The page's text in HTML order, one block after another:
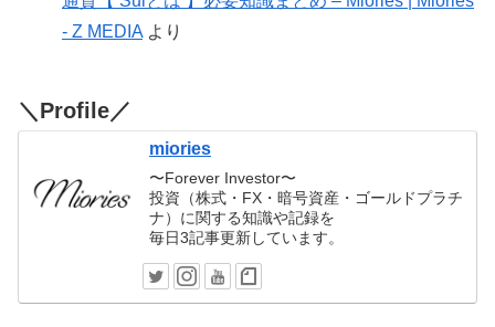
- Z MEDIA より
＼Profile／
miories
〜Forever Investor〜
投資（株式・FX・暗号資産・ゴールドプラチ
ナ）に関する知識や記録を
毎日3記事更新しています。